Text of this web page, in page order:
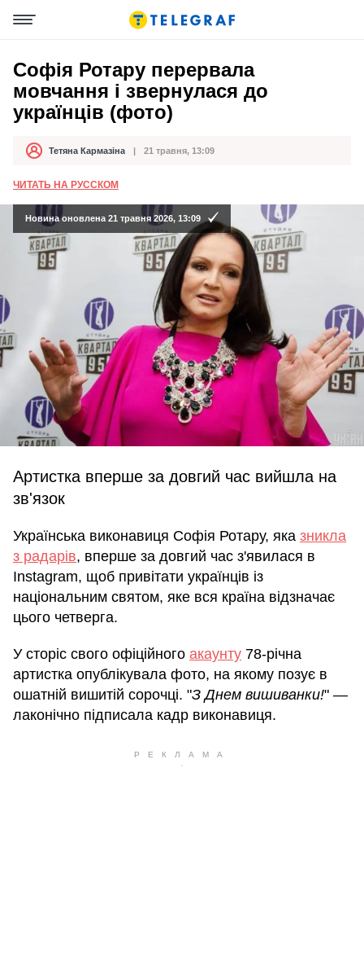
Софія Ротару перервала
мовчання і звернулася до
українців (фото)
АвторТетяна Кармазіна
Дата публікації 21 травня, 13:09
ЧИТАТЬ НА РУССКОМ
Новина оновлена 21 травня 2026, 13:09
Артистка вперше за довгий час вийшла на
зв'язок
Українська виконавиця Софія Ротару, яка зникла
з радарів, вперше за довгий час з'явилася в
Instagram, щоб привітати українців із
національним святом, яке вся країна відзначає
цього четверга.
У сторіс свого офіційного акаунту 78-річна
артистка опублікувала фото, на якому позує в
ошатній вишитій сорочці. "З Днем вишиванки!" —
лаконічно підписала кадр виконавиця.